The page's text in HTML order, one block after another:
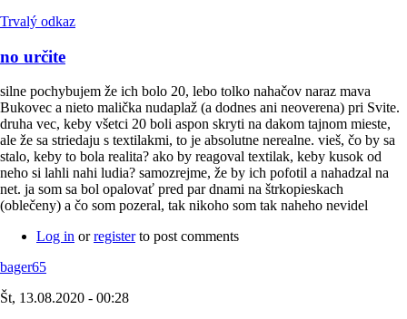
Trvalý odkaz
no určite
silne pochybujem že ich bolo 20, lebo tolko nahačov naraz mava
Bukovec a nieto malička nudaplaž (a dodnes ani neoverena) pri Svite.
druha vec, keby všetci 20 boli aspon skryti na dakom tajnom mieste,
ale že sa striedaju s textilakmi, to je absolutne nerealne. vieš, čo by sa
stalo, keby to bola realita? ako by reagoval textilak, keby kusok od
neho si lahli nahi ludia? samozrejme, že by ich pofotil a nahadzal na
net. ja som sa bol opalovať pred par dnami na štrkopieskach
(oblečeny) a čo som pozeral, tak nikoho som tak naheho nevidel
Log in orregisterto post comments
bager65
Št, 13.08.2020 - 00:28